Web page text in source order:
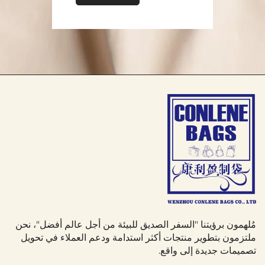
المختلفة.
أن تندمج في حياة الناس اليومية بعدة طرق، مما يزيد
من تكرار استخدامها وقيمتها العملية. كما يجعل هذه
مختلف المناسبات.
1. قطاع التجزئة
مُلهمون برؤيتنا "السفر الصديق للبيئة من أجل عالم أفضل"، نحن
ملتزمون بتطوير منتجات أكثر استدامة ودعم العملاء في تحويل
تصميمات جديدة إلى واقع.